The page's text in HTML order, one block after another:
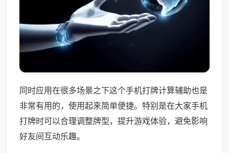
同时应用在很多场景之下这个手机打牌计算辅助也是
非常有用的，使用起来简单便捷。特别是在大家手机
打牌时可以合理调整牌型，提升游戏体验，避免影响
好友间互动乐趣。